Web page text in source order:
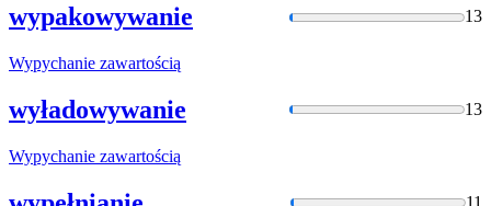
wypakowywanie 13
Wypychanie zawartością
wyładowywanie 13
Wypychanie zawartością
11